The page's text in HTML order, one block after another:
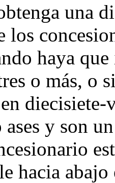
una
los
haya
o más, o
ases y son
hacia abajo